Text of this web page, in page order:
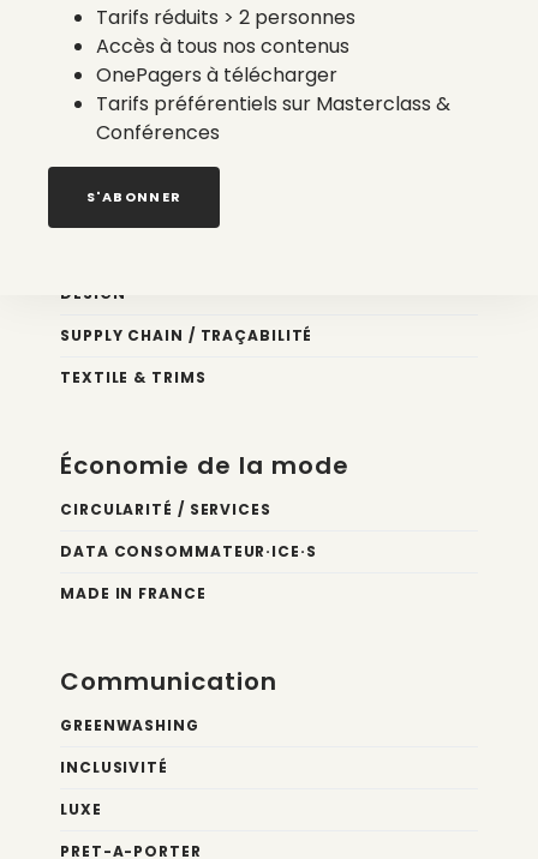
DESIGN
SUPPLY CHAIN / TRAÇABILITÉ
TEXTILE & TRIMS
Économie de la mode
CIRCULARITÉ / SERVICES
DATA CONSOMMATEUR·ICE·S
MADE IN FRANCE
Communication
GREENWASHING
INCLUSIVITÉ
LUXE
PRET-A-PORTER
Tarifs réduits > 2 personnes
Accès à tous nos contenus
OnePagers à télécharger
Tarifs préférentiels sur Masterclass &
Conférences
S'ABONNER